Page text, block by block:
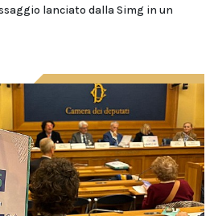
lanciato dalla Simg in un